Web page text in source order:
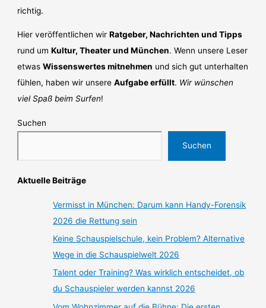
richtig.
Hier veröffentlichen wirRatgeber, Nachrichten und Tipps
rund umKultur, Theater und München. Wenn unsere Leser
etwasWissenswertes mitnehmen und sich gut unterhalten
fühlen, haben wir unsereAufgabe erfüllt. Wir wünschen
viel Spaß beim Surfen!
Suchen
Suchen
Aktuelle Beiträge
Vermisst in München: Darum kann Handy-Forensik
2026 die Rettung sein
Keine Schauspielschule, kein Problem? Alternative
Wege in die Schauspielwelt 2026
Talent oder Training? Was wirklich entscheidet, ob
du Schauspieler werden kannst 2026